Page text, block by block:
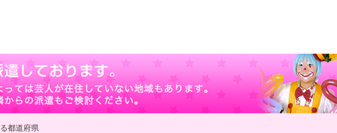
都道府県